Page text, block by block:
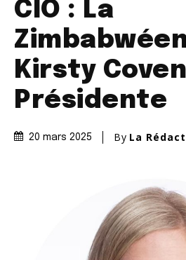
CIO : La
Kirsty
Présidente
20 mars 2025 By La